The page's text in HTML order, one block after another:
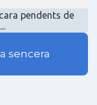
pendents de
sencera